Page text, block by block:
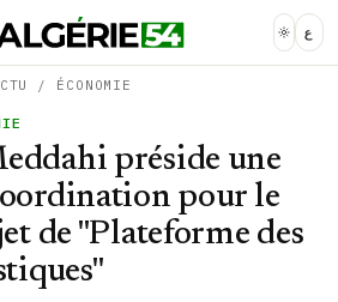
ع
/ ÉCONOMIE
préside une
pour le
de "Plateforme des